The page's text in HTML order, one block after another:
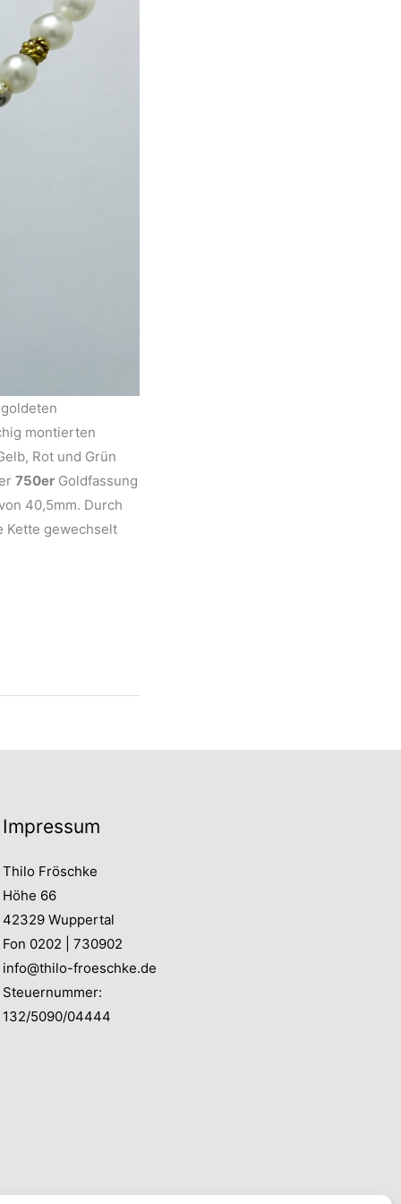
montierten
Rot und Grün
750er Goldfassung
40,5mm. Durch
Kette gewechselt
Impressum
Thilo Fröschke
Höhe 66
42329 Wuppertal
Fon 0202 | 730902
info@thilo-froeschke.de
Steuernummer:
132/5090/04444